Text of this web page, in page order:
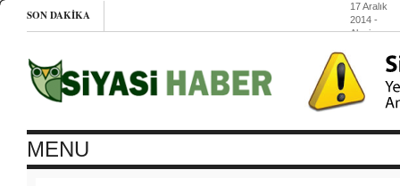
SON DAKIKA
17 Aralık
2014 -
Alevi
görevi
17 Aralık
2014
- Tek
Kadınların
MENU